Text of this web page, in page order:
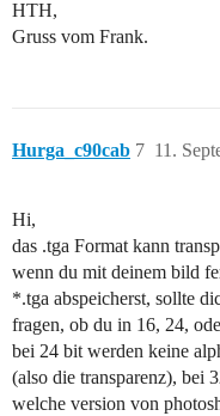
HTH,
Gruss vom Frank.
Hurga_c90cab 11.
7
Hi,
das .tga Format kann
wenn du mit deinem bild
*.tga abspeicherst, sollte
fragen, ob du in 16, 24,
bei 24 bit werden keine
(also die transparenz), bei
welche version von